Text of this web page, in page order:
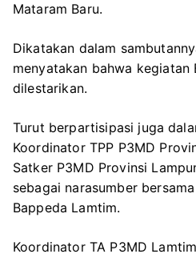
Mataram Baru.
Dikatakan dalam
menyatakan bahwa kegiatan
dilestarikan.
Turut berpartisipasi juga
Koordinator TPP P3MD
Satker P3MD Provinsi
sebagai narasumber
Bappeda Lamtim.
Koordinator TA P3MD